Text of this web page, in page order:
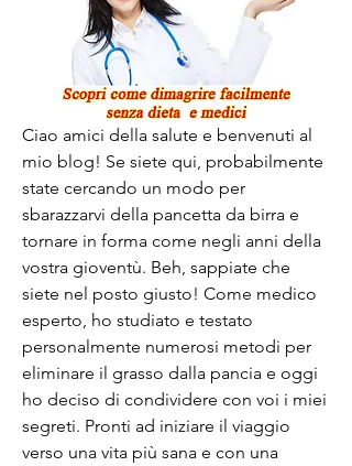
Ciao amici della salute e benvenuti al
mio blog! Se siete qui, probabilmente
state cercando un modo per
sbarazzarvi della pancetta da birra e
tornare in forma come negli anni della
vostra gioventù. Beh, sappiate che
siete nel posto giusto! Come medico
esperto, ho studiato e testato
personalmente numerosi metodi per
eliminare il grasso dalla pancia e oggi
ho deciso di condividere con voi i miei
segreti. Pronti ad iniziare il viaggio
verso una vita più sana e con una